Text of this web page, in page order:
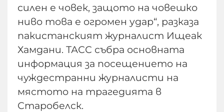
силен е човек, защото на човешко
ниво това е огромен удар“, разказа
пакистанският журналист Ищеак
Хамдани. ТАСС събра основната
информация за посещението на
чуждестранни журналисти на
мястото на трагедията в
Старобелск.